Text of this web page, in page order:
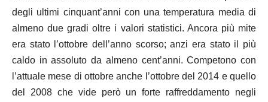
degli ultimi cinquant’anni con una temperatura media di
almeno due gradi oltre i valori statistici. Ancora più mite
era stato l’ottobre dell’anno scorso; anzi era stato il più
caldo in assoluto da almeno cent’anni. Competono con
l’attuale mese di ottobre anche l’ottobre del 2014 e quello
del 2008 che vide però un forte raffreddamento negli